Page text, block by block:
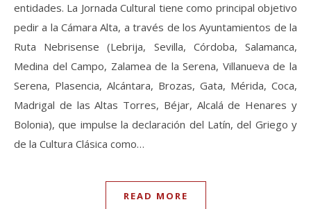
entidades. La Jornada Cultural tiene como principal objetivo
pedir a la Cámara Alta, a través de los Ayuntamientos de la
Ruta Nebrisense (Lebrija, Sevilla, Córdoba, Salamanca,
Medina del Campo, Zalamea de la Serena, Villanueva de la
Serena, Plasencia, Alcántara, Brozas, Gata, Mérida, Coca,
Madrigal de las Altas Torres, Béjar, Alcalá de Henares y
Bolonia), que impulse la declaración del Latín, del Griego y
de la Cultura Clásica como…
READ MORE